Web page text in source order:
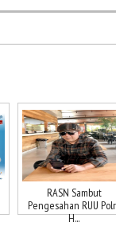
RASN Sambut
Pengesahan RUU
H...